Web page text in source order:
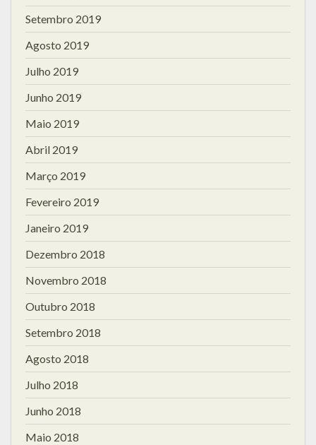
Setembro 2019
Agosto 2019
Julho 2019
Junho 2019
Maio 2019
Abril 2019
Março 2019
Fevereiro 2019
Janeiro 2019
Dezembro 2018
Novembro 2018
Outubro 2018
Setembro 2018
Agosto 2018
Julho 2018
Junho 2018
Maio 2018